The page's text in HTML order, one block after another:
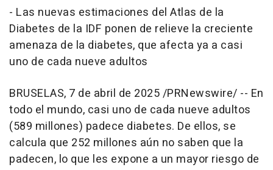
- Las nuevas estimaciones del Atlas de la
Diabetes de la IDF ponen de relieve la creciente
amenaza de la diabetes, que afecta ya a casi
uno de cada nueve adultos
BRUSELAS, 7 de abril de 2025/PRNewswire/ -- En
todo el mundo, casi uno de cada nueve adultos
(589 millones) padece diabetes. De ellos, se
calcula que 252 millones aún no saben que la
padecen, lo que les expone a un mayor riesgo de